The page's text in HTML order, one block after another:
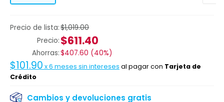
Precio de lista:$1,019.00
Precio: $611.40
Ahorras:$407.60 (40%)
$101.90 x6 meses sin intereses al pagar con Tarjeta de
Crédito
Cambios y devoluciones gratis